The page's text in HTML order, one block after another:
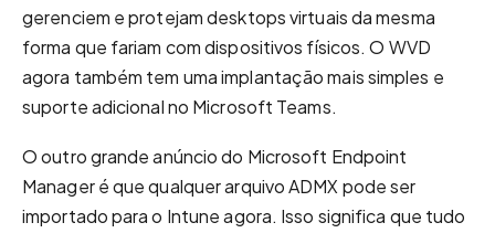
gerenciem e protejam desktops virtuais da mesma
forma que fariam com dispositivos físicos. O WVD
agora também tem uma implantação mais simples e
suporte adicional no Microsoft Teams.
O outro grande anúncio do Microsoft Endpoint
Manager é que qualquer arquivo ADMX pode ser
importado para o Intune agora. Isso significa que tudo